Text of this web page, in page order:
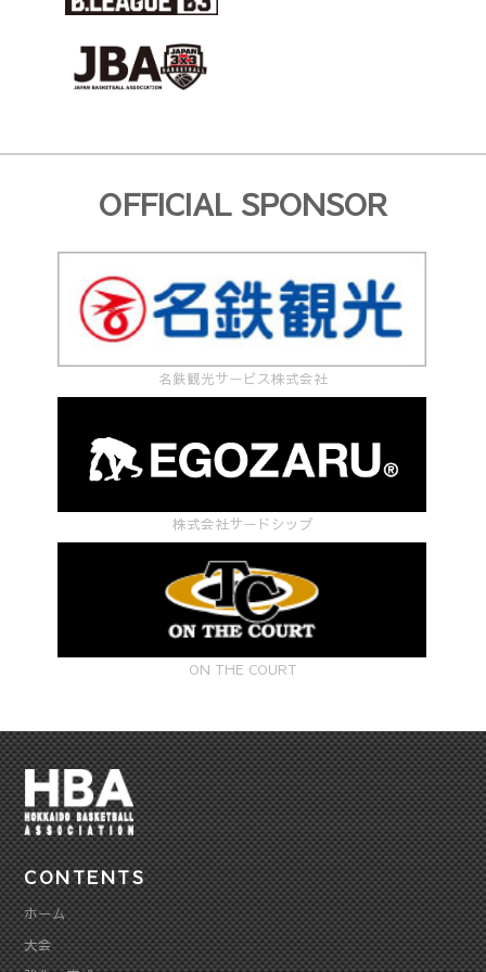
OFFICIAL SPONSOR
名鉄観光サービス株式会社
株式会社サードシップ
ON THE COURT
CONTENTS
ホーム
大会